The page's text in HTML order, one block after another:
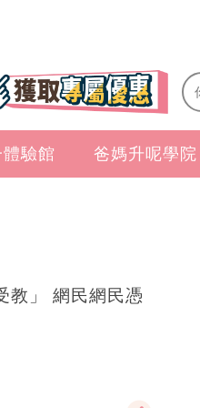
驗館 爸媽升呢學院
教」 網民網民憑